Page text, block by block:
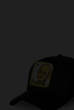
TALLAS
TU